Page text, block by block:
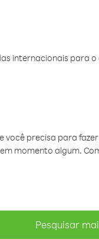
internacionais para
você precisa para
momento algum.
Pesquisar